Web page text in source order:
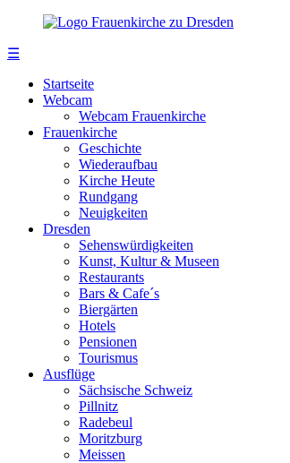
☰
Startseite
Webcam
Webcam Frauenkirche
Frauenkirche
Geschichte
Wiederaufbau
Kirche Heute
Rundgang
Neuigkeiten
Dresden
Sehenswürdigkeiten
Kunst, Kultur & Museen
Restaurants
Bars & Cafe´s
Biergärten
Hotels
Pensionen
Tourismus
Ausflüge
Sächsische Schweiz
Pillnitz
Radebeul
Moritzburg
Meissen